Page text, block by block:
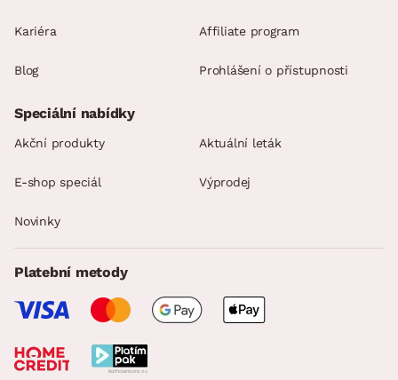
Kariéra
Blog
Affiliate program
Prohlášení o přístupnosti
Speciální nabídky
Akční produkty Aktuální leták
E-shop speciál Výprodej
Novinky
Platební metody